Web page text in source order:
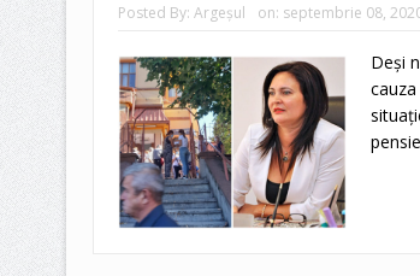
Posted By: Argeşul on: septembrie 08,
Deși